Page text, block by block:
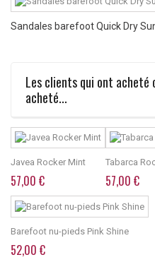
Sandales barefoot Quick Dry
Les clients qui ont
acheté...
Javea Rocker Mint
57,00 €
Tabarca
57,00 €
Barefoot nu-pieds Pink Shine
52,00 €